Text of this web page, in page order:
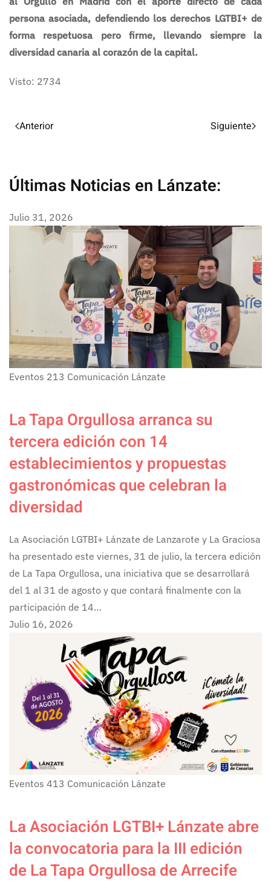
persona asociada, defendiendo los derechos LGTBI+ de
forma respetuosa pero firme, llevando siempre la
diversidad canaria al corazón de la capital.
Visto: 2734
Anterior Siguiente
Últimas Noticias en Lánzate:
Julio 31, 2026
Eventos 213 Comunicación Lánzate
La Tapa Orgullosa arranca su
tercera edición con 14
establecimientos y propuestas
gastronómicas que celebran la
diversidad
La Asociación LGTBI+ Lánzate de Lanzarote y La Graciosa
ha presentado este viernes, 31 de julio, la tercera edición
de La Tapa Orgullosa, una iniciativa que se desarrollará
del 1 al 31 de agosto y que contará finalmente con la
participación de 14…
Julio 16, 2026
Eventos 413 Comunicación Lánzate
La Asociación LGTBI+ Lánzate abre
la convocatoria para la III edición
de La Tapa Orgullosa de Arrecife